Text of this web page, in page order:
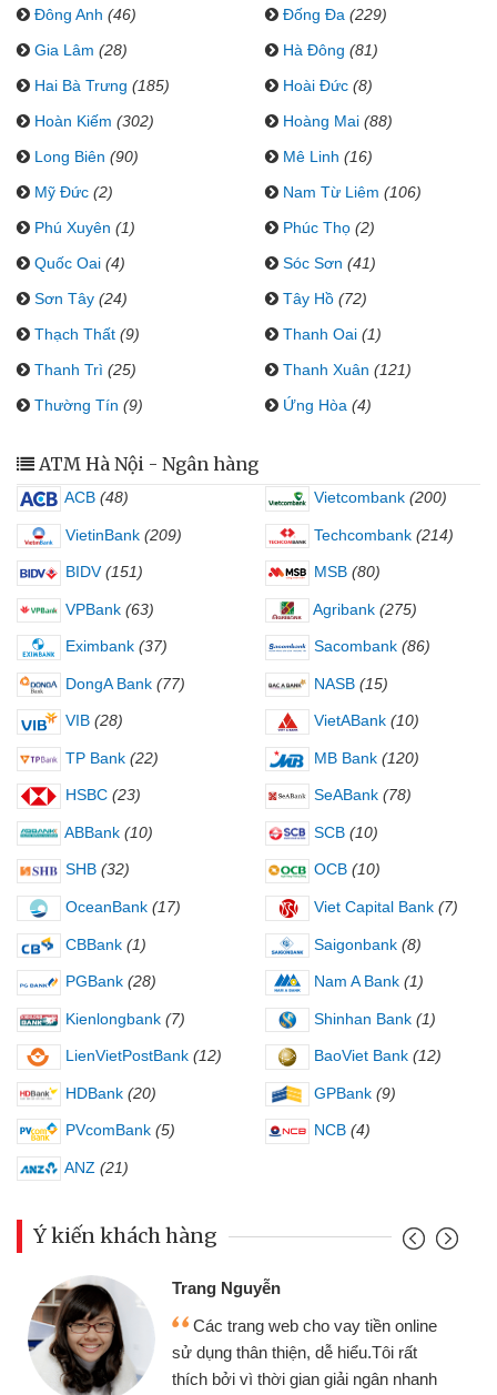
Đông Anh (46) Đống Đa (229)
Gia Lâm (28) Hà Đông (81)
Hai Bà Trưng (185) Hoài Đức (8)
Hoàn Kiếm (302) Hoàng Mai (88)
Long Biên (90) Mê Linh (16)
Mỹ Đức (2) Nam Từ Liêm (106)
Phú Xuyên (1) Phúc Thọ (2)
Quốc Oai (4) Sóc Sơn (41)
Sơn Tây (24) Tây Hồ (72)
Thạch Thất (9) Thanh Oai (1)
Thanh Trì (25) Thanh Xuân (121)
Thường Tín (9) Ứng Hòa (4)
ATM Hà Nội - Ngân hàng
ACB (48) Vietcombank (200)
VietinBank (209) Techcombank (214)
BIDV (151) MSB (80)
VPBank (63) Agribank (275)
Eximbank (37) Sacombank (86)
DongA Bank (77) NASB (15)
VIB (28) VietABank (10)
TP Bank (22) MB Bank (120)
HSBC (23) SeABank (78)
ABBank (10) SCB (10)
SHB (32) OCB (10)
OceanBank (17) Viet Capital Bank (7)
CBBank (1) Saigonbank (8)
PGBank (28) Nam A Bank (1)
Kienlongbank (7) Shinhan Bank (1)
LienVietPostBank (12) BaoViet Bank (12)
HDBank (20) GPBank (9)
PVcomBank (5) NCB (4)
ANZ (21)
Ý kiến khách hàng
Trang Nguyễn
Các trang web cho vay tiền online
sử dụng thân thiện, dễ hiểu.Tôi rất
thích bởi vì thời gian giải ngân nhanh